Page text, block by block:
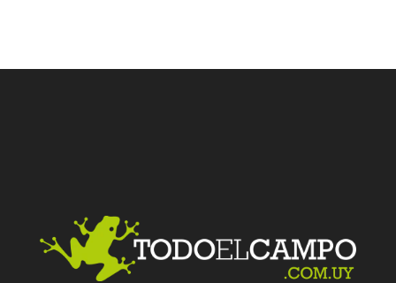
Facebook